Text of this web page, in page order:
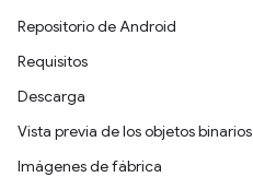
Repositorio de Android
Requisitos
Descarga
Vista previa de los objetos binarios
Imágenes de fábrica